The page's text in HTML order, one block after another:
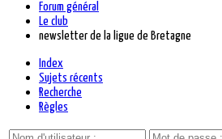
Forum général
Le club
newsletter de la ligue de Bretagne
Index
Sujets récents
Recherche
Règles